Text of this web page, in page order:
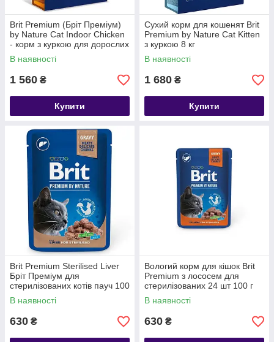
Brit Premium (Бріт Преміум)
by Nature Cat Indoor Chicken
- корм з куркою для дорослих
котів, індор 8кг
В наявності
1 560 ₴
Купити
Сухий корм для кошенят Brit
Premium by Nature Cat Kitten
з куркою 8 кг
В наявності
1 680 ₴
Купити
Brit Premium Sterilised Liver
Бріт Преміум для
стерилізованих котів пауч 100
г 24 шт
В наявності
630 ₴
Вологий корм для кішок Brit
Premium з лососем для
стерилізованих 24 шт 100 г
В наявності
630 ₴